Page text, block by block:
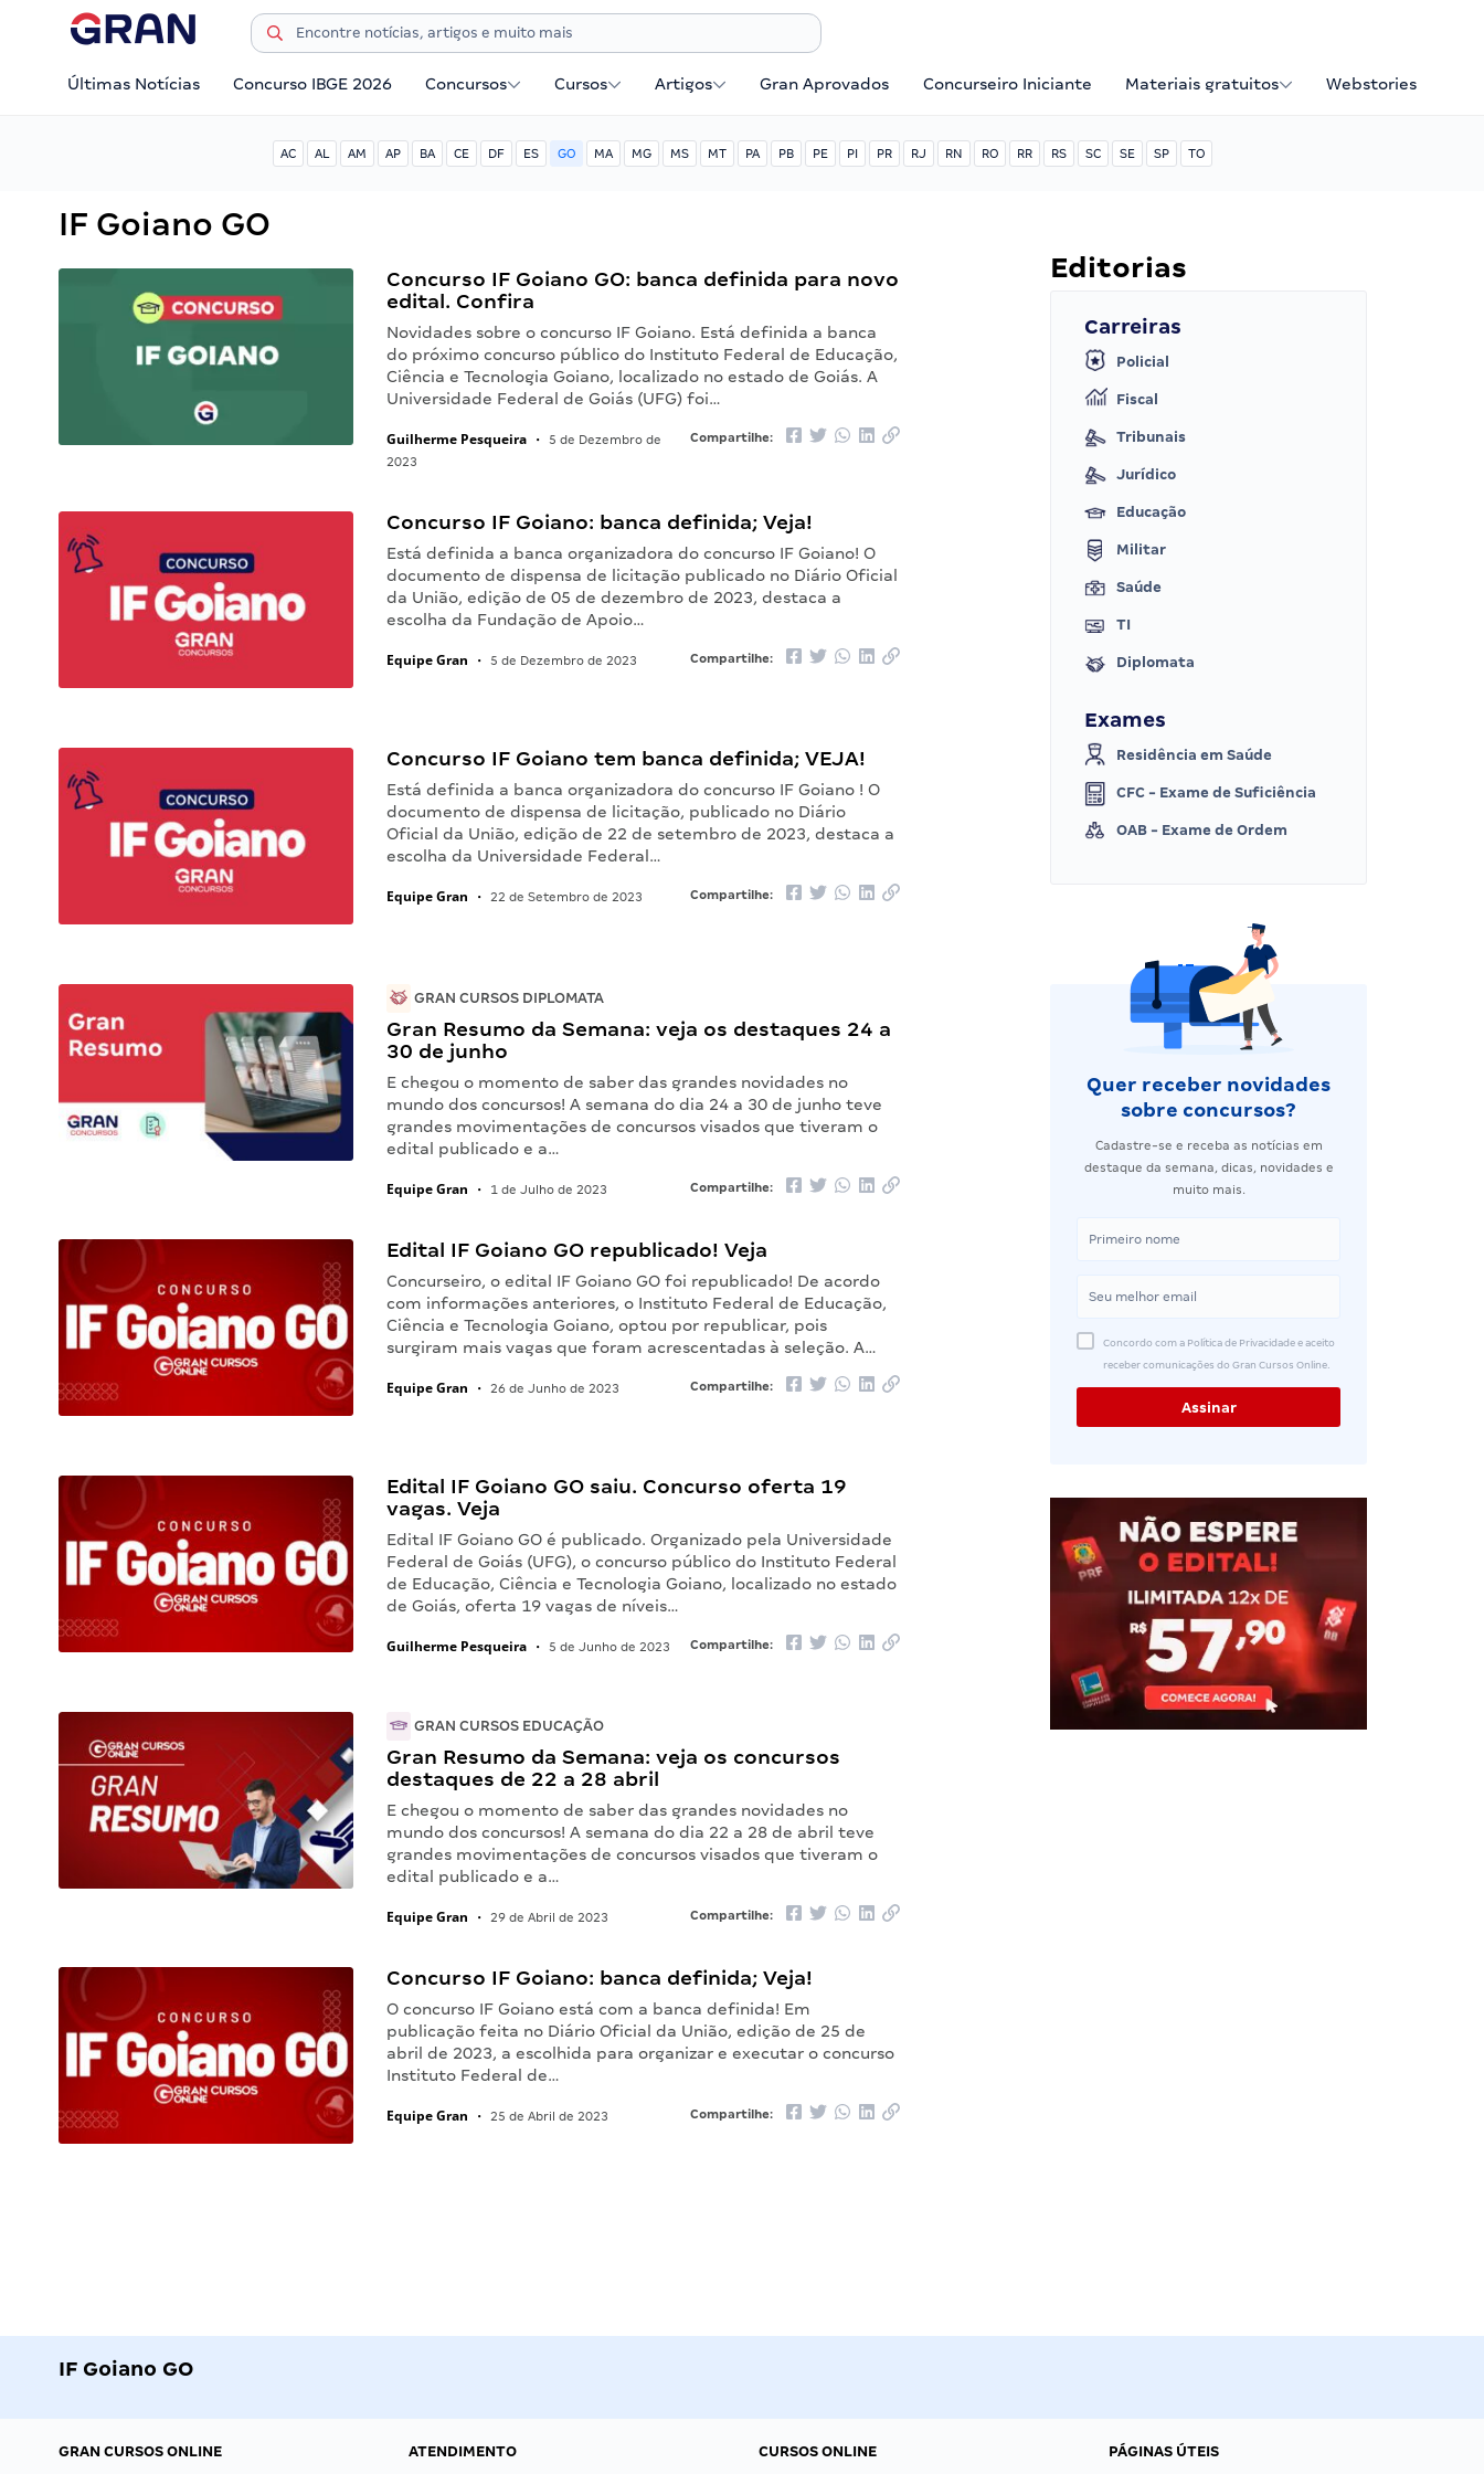
Últimas Notícias Concurso IBGE 2026 Concursos Cursos Artigos Gran Aprovados Concurseiro Iniciante Materiais gratuitos Webstories
AC AL AM AP BA CE DF ES GO MA MG MS MT PA PB PE PI PR RJ RN RO RR RS SC SE SP TO
IF Goiano GO
Concurso IF Goiano GO: banca definida para novo
edital. Confira
Novidades sobre o concurso IF Goiano. Está definida a banca
do próximo concurso público do Instituto Federal de Educação,
Ciência e Tecnologia Goiano, localizado no estado de Goiás. A
Universidade Federal de Goiás (UFG) foi…
Guilherme Pesqueira •
5 de Dezembro de
2023
Compartilhe:
Concurso IF Goiano: banca definida; Veja!
Está definida a banca organizadora do concurso IF Goiano! O
documento de dispensa de licitação publicado no Diário Oficial
da União, edição de 05 de dezembro de 2023, destaca a
escolha da Fundação de Apoio…
Equipe Gran • 5 de Dezembro de 2023 Compartilhe:
Concurso IF Goiano tem banca definida; VEJA!
Está definida a banca organizadora do concurso IF Goiano ! O
documento de dispensa de licitação, publicado no Diário
Oficial da União, edição de 22 de setembro de 2023, destaca a
escolha da Universidade Federal…
Equipe Gran • 22 de Setembro de 2023 Compartilhe:
GRAN CURSOS DIPLOMATA
Gran Resumo da Semana: veja os destaques 24 a
30 de junho
E chegou o momento de saber das grandes novidades no
mundo dos concursos! A semana do dia 24 a 30 de junho teve
grandes movimentações de concursos visados que tiveram o
edital publicado e a…
Equipe Gran • 1 de Julho de 2023 Compartilhe:
Edital IF Goiano GO republicado! Veja
Concurseiro, o edital IF Goiano GO foi republicado! De acordo
com informações anteriores, o Instituto Federal de Educação,
Ciência e Tecnologia Goiano, optou por republicar, pois
surgiram mais vagas que foram acrescentadas à seleção. A…
Equipe Gran • 26 de Junho de 2023 Compartilhe:
Edital IF Goiano GO saiu. Concurso oferta 19
vagas. Veja
Edital IF Goiano GO é publicado. Organizado pela Universidade
Federal de Goiás (UFG), o concurso público do Instituto Federal
de Educação, Ciência e Tecnologia Goiano, localizado no estado
de Goiás, oferta 19 vagas de níveis…
Guilherme Pesqueira • 5 de Junho de 2023 Compartilhe:
GRAN CURSOS EDUCAÇÃO
Gran Resumo da Semana: veja os concursos
destaques de 22 a 28 abril
E chegou o momento de saber das grandes novidades no
mundo dos concursos! A semana do dia 22 a 28 de abril teve
grandes movimentações de concursos visados que tiveram o
edital publicado e a…
Equipe Gran • 29 de Abril de 2023 Compartilhe:
Concurso IF Goiano: banca definida; Veja!
O concurso IF Goiano está com a banca definida! Em
publicação feita no Diário Oficial da União, edição de 25 de
abril de 2023, a escolhida para organizar e executar o concurso
Instituto Federal de…
Equipe Gran • 25 de Abril de 2023 Compartilhe:
Editorias
Carreiras
Policial
Fiscal
Tribunais
Jurídico
Educação
Militar
Saúde
TI
Diplomata
Exames
Residência em Saúde
CFC - Exame de Suficiência
OAB - Exame de Ordem
Quer receber novidades
sobre concursos?
Cadastre-se e receba as notícias em
destaque da semana, dicas, novidades e
muito mais.
Concordo com a Política de Privacidade e aceito
receber comunicações do Gran Cursos Online.
IF Goiano GO
GRAN CURSOS ONLINE ATENDIMENTO CURSOS ONLINE PÁGINAS ÚTEIS